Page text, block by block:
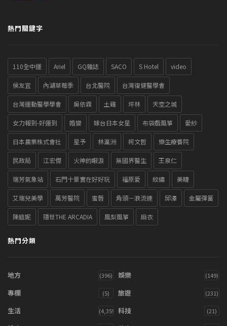
熱門關鍵字
110全中運 Ariel GQ雜誌 SACO S Hotel video
侯友宜 內湖草莓季 台北醫院 台灣復健醫學會
台灣運動醫學學會 吳依霖 土雞 坪林 天空之城
女力報到-好運到 婚變 嫁台日本女星 布袋戲風箏 愛紗
日本農業株式會社 星予 林瀛洲 柯文哲 樂生療養院
民政局 江宏傑 火神的眼淚 無國界醫生 王泉仁
瑞芳氣象站 石門十景實在好好玩 福原愛 紋繡 美睫
艾瑞兒美學 萬芳醫院 蜜唇 角頭－浪流連 邱澤 金屬彈簧
陳庭妮 隱世THE ARCADIA 風梨風箏 麻衣
熱門分類
地方 (396) 娛樂 (149)
專欄 (5) 旅遊 (231)
生活 (4,359) 科技 (21)